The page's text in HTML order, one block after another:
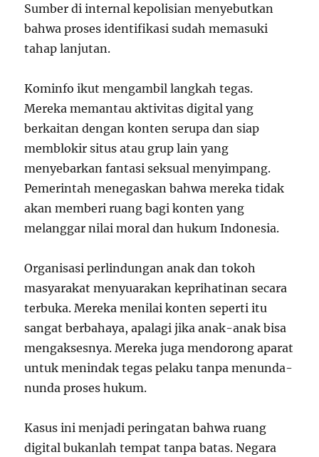
Sumber di internal kepolisian menyebutkan
bahwa proses identifikasi sudah memasuki
tahap lanjutan.
Kominfo ikut mengambil langkah tegas.
Mereka memantau aktivitas digital yang
berkaitan dengan konten serupa dan siap
memblokir situs atau grup lain yang
menyebarkan fantasi seksual menyimpang.
Pemerintah menegaskan bahwa mereka tidak
akan memberi ruang bagi konten yang
melanggar nilai moral dan hukum Indonesia.
Organisasi perlindungan anak dan tokoh
masyarakat menyuarakan keprihatinan secara
terbuka. Mereka menilai konten seperti itu
sangat berbahaya, apalagi jika anak-anak bisa
mengaksesnya. Mereka juga mendorong aparat
untuk menindak tegas pelaku tanpa menunda-
nunda proses hukum.
Kasus ini menjadi peringatan bahwa ruang
digital bukanlah tempat tanpa batas. Negara